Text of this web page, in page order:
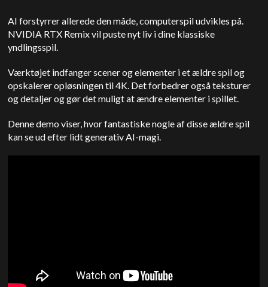
AI forstyrrer allerede den måde, computerspil udvikles på.
NVIDIA RTX Remix vil puste nyt liv i dine klassiske
yndlingsspil.
Værktøjet indfanger scener og elementer i et ældre spil og
opskalerer opløsningen til 4K. Det forbedrer også teksturer
og detaljer og gør det muligt at ændre elementer i spillet.
Denne demo viser, hvor fantastiske nogle af disse ældre spil
kan se ud efter lidt generativ AI-magi.